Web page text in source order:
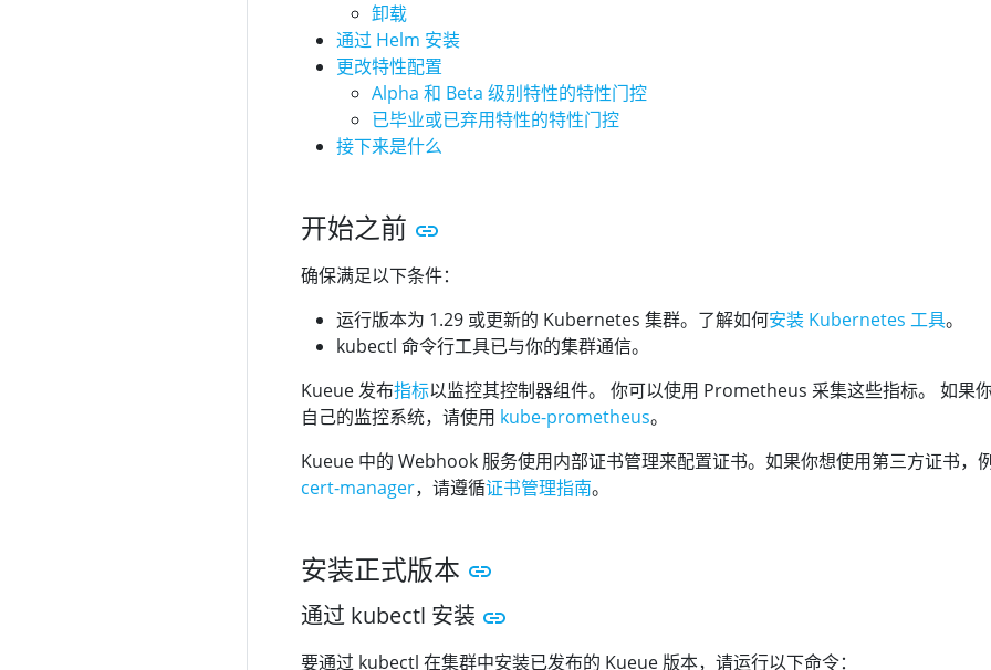
卸载
通过 Helm 安装
更改特性配置
Alpha 和 Beta 级别特性的特性门控
已毕业或已弃用特性的特性门控
接下来是什么
开始之前
确保满足以下条件：
运行版本为 1.29 或更新的 Kubernetes 集群。了解如何安装 Kubernetes 工具。
kubectl 命令行工具已与你的集群通信。
Kueue 发布指标以监控其控制器组件。 你可以使用 Prometheus 采集这些指标。 如果
自己的监控系统，请使用 kube-prometheus。
Kueue 中的 Webhook 服务使用内部证书管理来配置证书。如果你想使用第三方证书，
cert-manager，请遵循证书管理指南。
安装正式版本
通过 kubectl 安装
要通过 kubectl 在集群中安装已发布的 Kueue 版本，请运行以下命令：